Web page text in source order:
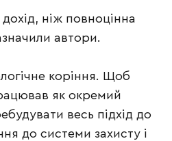
ніж повноцінна
автори.
коріння. Щоб
як окремий
весь підхід до
до системи захисту і